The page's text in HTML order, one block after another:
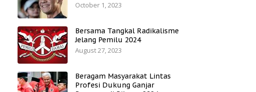
October 1, 2023
Bersama Tangkal Radikalisme
Jelang Pemilu 2024
August 27, 2023
Beragam Masyarakat Lintas
Profesi Dukung Ganjar